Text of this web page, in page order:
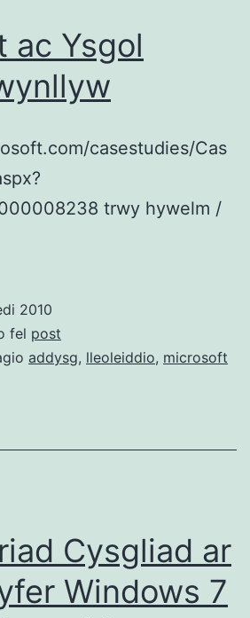
ac Ysgol
casestudies/Cas
trwy hywelm /
2010
fel post
addysg, lleoleiddio, microsoft
Cysgliad ar
Windows 7